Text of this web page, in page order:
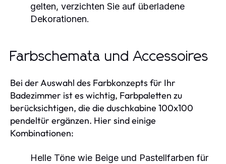
gelten, verzichten Sie auf überladene
Dekorationen.
Farbschemata und Accessoires
Bei der Auswahl des Farbkonzepts für Ihr
Badezimmer ist es wichtig, Farbpaletten zu
berücksichtigen, die die duschkabine 100x100
pendeltür ergänzen. Hier sind einige
Kombinationen:
Helle Töne wie Beige und Pastellfarben für